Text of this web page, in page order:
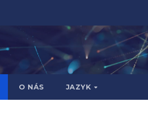
O NÁS JAZYK